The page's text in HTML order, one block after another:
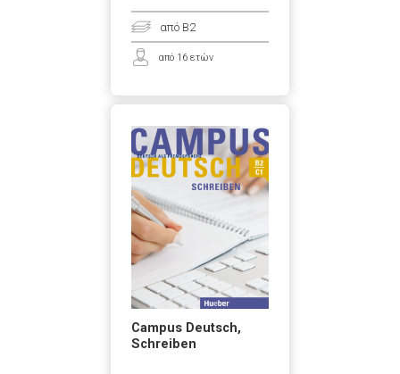
από B2
από 16 ετών
Campus Deutsch,
Schreiben